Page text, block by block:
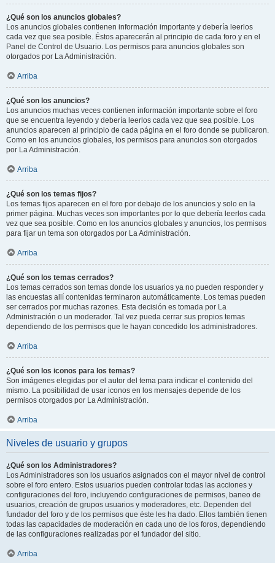
¿Qué son los anuncios globales?
Los anuncios globales contienen información importante y debería leerlos
cada vez que sea posible. Éstos aparecerán al principio de cada foro y en el
Panel de Control de Usuario. Los permisos para anuncios globales son
otorgados por La Administración.
Arriba
¿Qué son los anuncios?
Los anuncios muchas veces contienen información importante sobre el foro
que se encuentra leyendo y debería leerlos cada vez que sea posible. Los
anuncios aparecen al principio de cada página en el foro donde se publicaron.
Como en los anuncios globales, los permisos para anuncios son otorgados
por La Administración.
Arriba
¿Qué son los temas fijos?
Los temas fijos aparecen en el foro por debajo de los anuncios y solo en la
primer página. Muchas veces son importantes por lo que debería leerlos cada
vez que sea posible. Como en los anuncios globales y anuncios, los permisos
para fijar un tema son otorgados por La Administración.
Arriba
¿Qué son los temas cerrados?
Los temas cerrados son temas donde los usuarios ya no pueden responder y
las encuestas allí contenidas terminaron automáticamente. Los temas pueden
ser cerrados por muchas razones. Esta decisión es tomada por La
Administración o un moderador. Tal vez pueda cerrar sus propios temas
dependiendo de los permisos que le hayan concedido los administradores.
Arriba
¿Qué son los iconos para los temas?
Son imágenes elegidas por el autor del tema para indicar el contenido del
mismo. La posibilidad de usar iconos en los mensajes depende de los
permisos otorgados por La Administración.
Arriba
Niveles de usuario y grupos
¿Qué son los Administradores?
Los Administradores son los usuarios asignados con el mayor nivel de control
sobre el foro entero. Estos usuarios pueden controlar todas las acciones y
configuraciones del foro, incluyendo configuraciones de permisos, baneo de
usuarios, creación de grupos usuarios y moderadores, etc. Dependen del
fundador del foro y de los permisos que éste les ha dado. Ellos también tienen
todas las capacidades de moderación en cada uno de los foros, dependiendo
de las configuraciones realizadas por el fundador del sitio.
Arriba